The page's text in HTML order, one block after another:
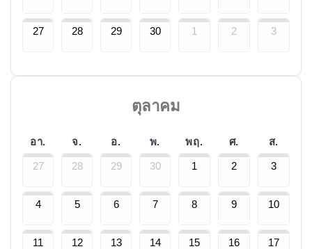
27 28 29 30 1 2 3
ตุลาคม
อา. จ. อ. พ. พฤ. ศ. ส.
27 28 29 30 1 2 3
4 5 6 7 8 9 10
11 12 13 14 15 16 17